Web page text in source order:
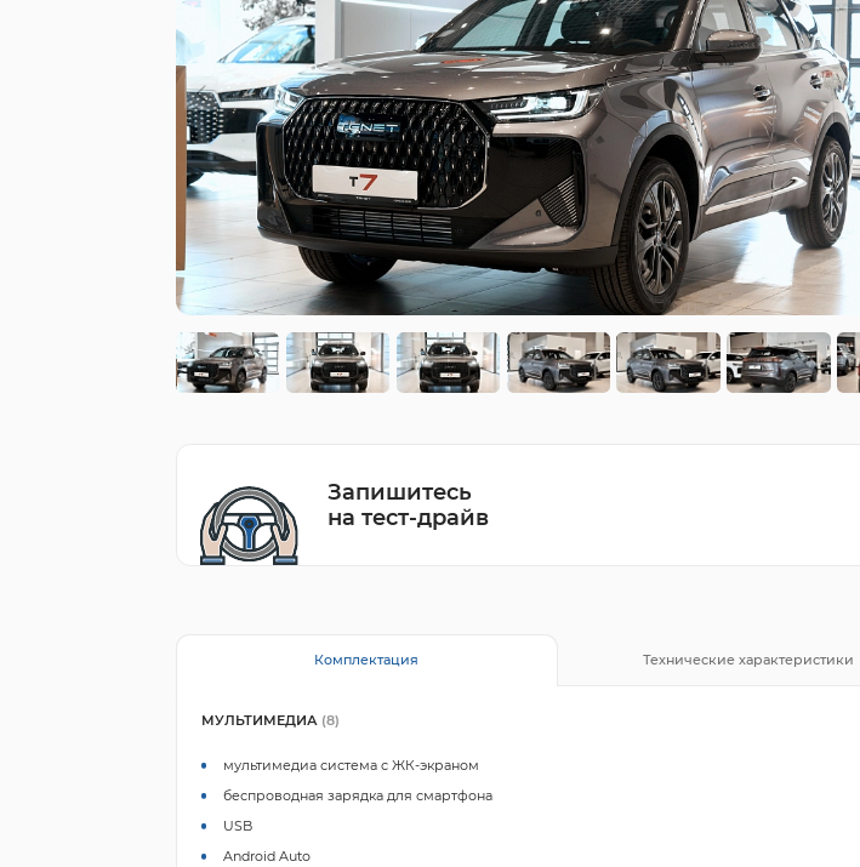
Запишитесь
на тест-драйв
Комплектация Технические характеристики
МУЛЬТИМЕДИА (8)
мультимедиа система с ЖК-экраном
беспроводная зарядка для смартфона
USB
Android Auto